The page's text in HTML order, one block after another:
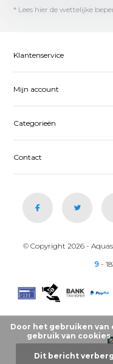
* Lees hier de wettelijke
Klantenservice
Mijn account
Categorieën
Contact
© Copyright 2026 -
9 -
Door het gebruiken van
gebruik van
Dit bericht